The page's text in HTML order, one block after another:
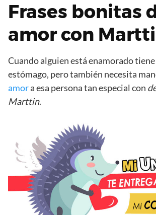
Frases bonitas
amor con
Cuando alguien está enamorado
estómago, pero también necesita
amora esa persona tan especial con
Marttin.